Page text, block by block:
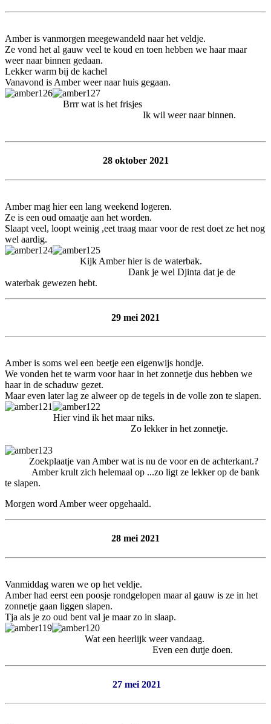
Amber is vanmorgen meegewandeld naar het veldje.
Ze vond het al gauw veel te koud en toen hebben we haar maar
weer naar binnen gedaan.
Lekker warm bij de kachel
Vanavond is Amber weer naar huis gegaan.
Brrr wat is het frisjes
Ik wil weer naar binnen.
28 oktober 2021
Amber mag hier een lang weekend logeren.
Ze is een oud omaatje aan het worden.
Slaapt veel, loopt weinig ,eet traag maar voor de rest doet ze het nog
wel aardig.
Kijk Amber hier is de waterbak.
Dank je wel Djinta dat je de
waterbak gewezen hebt.
29 mei 2021
Amber is soms wel een beetje een eigenwijs hondje.
We vonden het te warm voor haar in het zonnetje dus hebben we
haar in de schaduw gezet.
Maar even later lag ze alweer op de tegels in de volle zon te slapen.
Hier vind ik het maar niks.
Zo lekker in het zonnetje.
Zoekplaatje van Amber wat is nu de voor en de achterkant.?
Amber krult zich helemaal op ...zo ligt ze lekker op de bank
te slapen.
Morgen word Amber weer opgehaald.
28 mei 2021
Vanmiddag waren we op het veldje.
Amber had eerst een poosje rondgelopen maar al gauw is ze in het
zonnetje gaan liggen slapen.
Tja als je zo oud bent val je maar zo in slaap.
Wat een heerlijk weer vandaag.
Even een dutje doen.
27 mei 2021